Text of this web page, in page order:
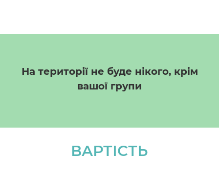
На території не буде нікого, крім
вашої групи
ВАРТІСТЬ